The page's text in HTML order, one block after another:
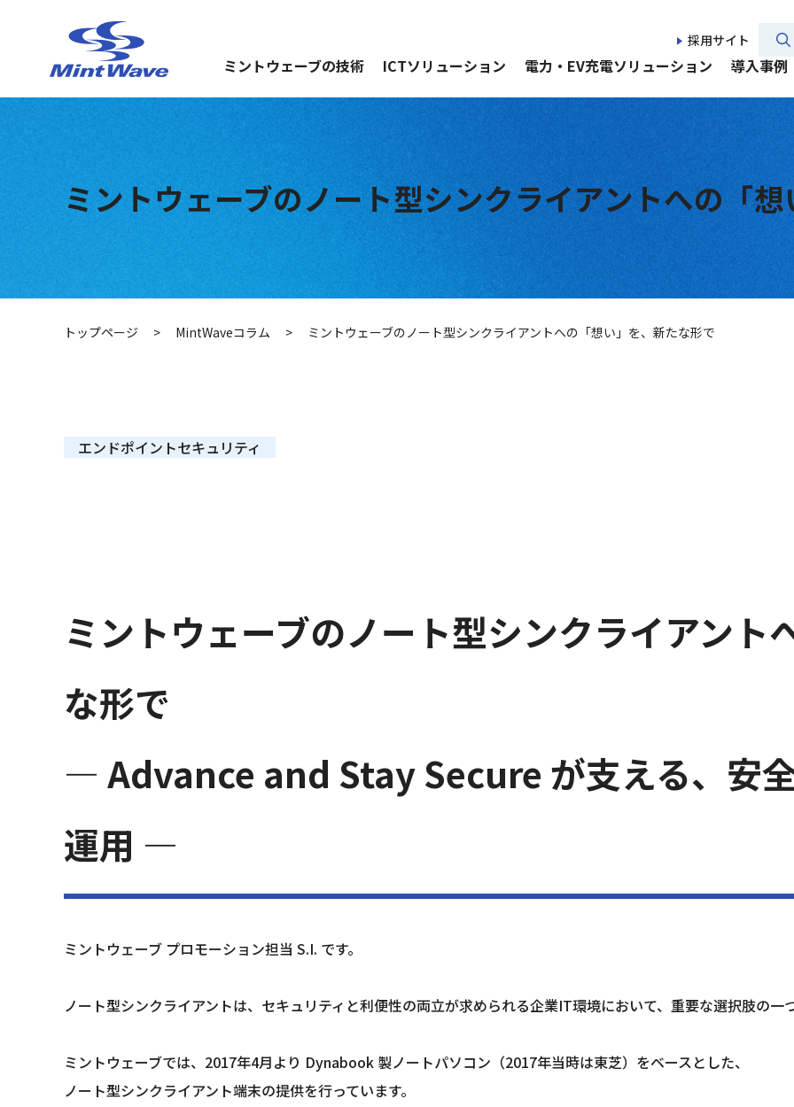
採用サイト
ミントウェーブの技術 ICTソリューション 電力・EV充電ソリューション 導入事例
ミントウェーブのノート型シンクライアントへの「
トップページ > MintWaveコラム > ミントウェーブのノート型シンクライアントへの「想い」を、新たな形で
エンドポイントセキュリティ
ミントウェーブのノート型シンクライアント
な形で
― Advance and Stay Secure が支える、安
運用 ―
ミントウェーブ プロモーション担当 S.I. です。
ノート型シンクライアントは、セキュリティと利便性の両立が求められる企業IT環境において、重要な選択肢の一
ミントウェーブでは、2017年4月より Dynabook 製ノートパソコン（2017年当時は東芝）をベースとした、
ノート型シンクライアント端末の提供を行っています。